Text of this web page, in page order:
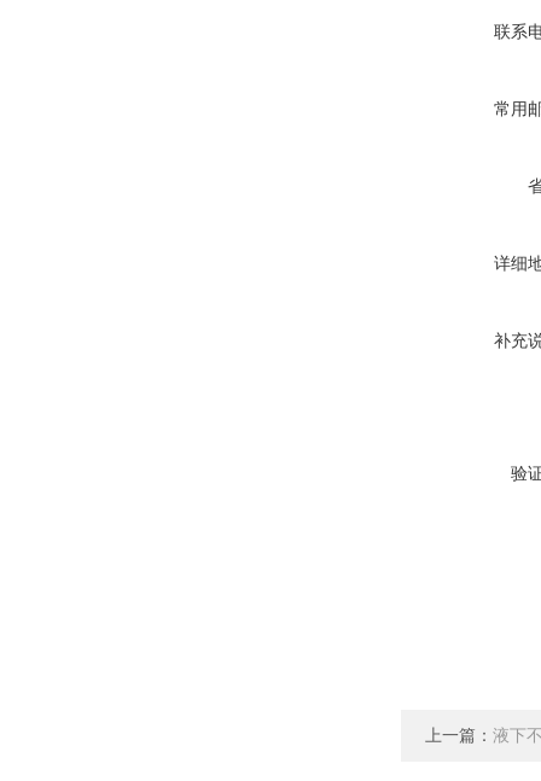
联系
常用
详细
补充
验
上一篇： 液下